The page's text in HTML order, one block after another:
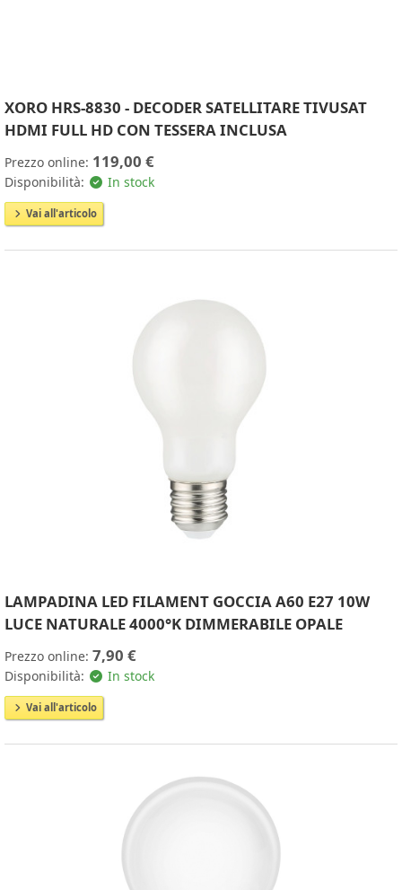
XORO HRS-8830 - DECODER SATELLITARE TIVUSAT
HDMI FULL HD CON TESSERA INCLUSA
Prezzo online: 119,00 €
Disponibilità: In stock
Vai all'articolo
LAMPADINA LED FILAMENT GOCCIA A60 E27 10W
LUCE NATURALE 4000°K DIMMERABILE OPALE
Prezzo online: 7,90 €
Disponibilità: In stock
Vai all'articolo